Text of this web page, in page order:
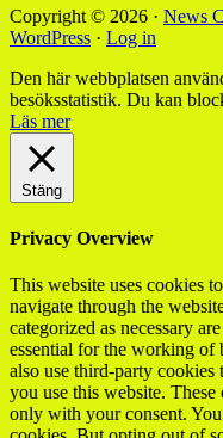
Copyright © 2026 · News
WordPress · Log in
Den här webbplatsen
besöksstatistik. Du kan
Läs mer
Stäng
Privacy Overview
This website uses cookies
navigate through the
categorized as necessary
essential for the working of
also use third-party cookies
you use this website.
only with your consent.